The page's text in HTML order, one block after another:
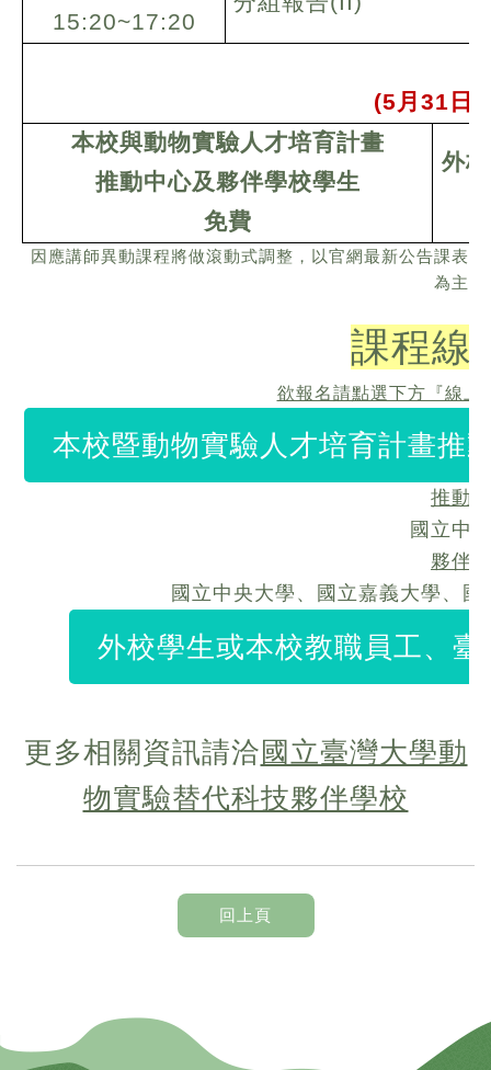
15:20~17:20
(5月31日
本校與動物實驗人才培育計畫
推動中心及夥伴學校學生
免費
外
因應講師異動課程將做滾動式調整，以官網最新公告課表
為主
課程線
欲報名請點選下方『線上
本校暨動物實驗人才培育計畫推
推動
國立中
夥伴
國立中央大學、國立嘉義大學、
外校學生或本校教職員工、
更多相關資訊請洽國立臺灣大學動
物實驗替代科技夥伴學校
回上頁